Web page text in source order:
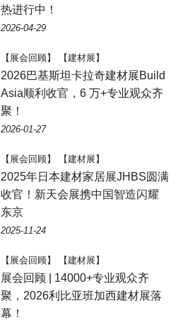
热进行中！
2026-04-29
【展会回顾】 【建材展】
2026巴基斯坦卡拉奇建材展Build
Asia顺利收官，6 万+专业观众齐
聚！
2026-01-27
【展会回顾】 【建材展】
2025年日本建材家居展JHBS圆满
收官！新天会展携中国智造闪耀
东京
2025-11-24
【展会回顾】 【建材展】
展会回顾 | 14000+专业观众齐
聚，2026利比亚班加西建材展落
幕！